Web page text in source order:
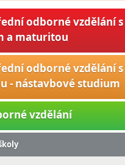
odborné vzdělání
a maturitou
odborné vzdělání
- nástavbové studium
vzdělání